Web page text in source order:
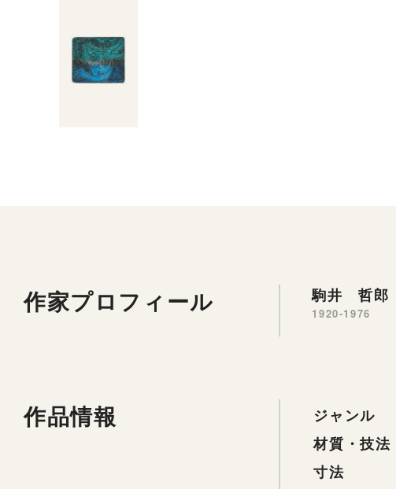
作家プロフィール 駒井 哲郎
1920-1976
作品情報 ジャンル
材質・技法
寸法